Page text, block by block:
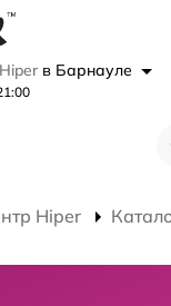
в Барнауле
Hiper